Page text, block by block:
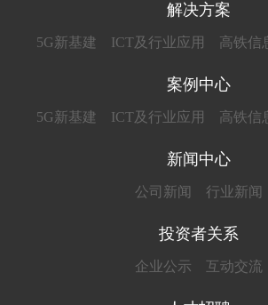
解决方案
5G新基建 ICT及行业应用 高铁信
案例中心
5G新基建 ICT及行业应用 高铁信
新闻中心
公司新闻 行业新闻
投资者关系
企业公示 互动交流